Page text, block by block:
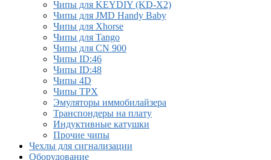
Чипы для KEYDIY (KD-X2)
Чипы для JMD Handy Baby
Чипы для Xhorse
Чипы для Tango
Чипы для CN 900
Чипы ID:46
Чипы ID:48
Чипы 4D
Чипы TPX
Эмуляторы иммобилайзера
Транспондеры на плату
Индуктивные катушки
Прочие чипы
Чехлы для сигнализации
Оборудование